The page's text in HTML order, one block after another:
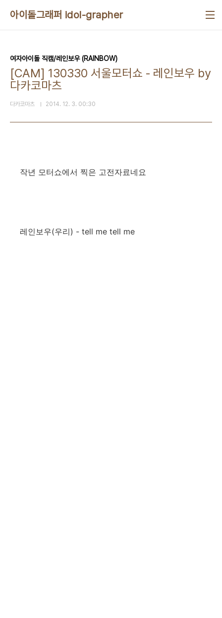
아이돌그래퍼 idol-grapher
여자아이돌 직캠/레인보우 (RAINBOW)
[CAM] 130330 서울모터쇼 - 레인보우 by
다카코마츠
다카코마츠 2014. 12. 3. 00:30
작년 모터쇼에서 찍은 고전자료네요
레인보우(우리) - tell me tell me